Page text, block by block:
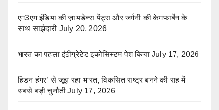
एम3एम इंडिया की ज़ायडेक्स पेंट्स और जर्मनी की केमफार्बेन के
साथ साझेदारी July 20, 2026
भारत का पहला इंटीग्रेटेड इकोसिस्टम पेश किया July 17, 2026
हिडन हंगर’ से जूझ रहा भारत, विकसित राष्ट्र बनने की राह में
सबसे बड़ी चुनौती July 17, 2026